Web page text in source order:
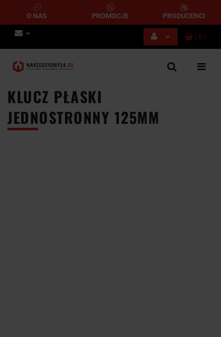
O NAS PROMOCJE PRODUCENCI
( 0 )
KLUCZ PŁASKI
JEDNOSTRONNY 125MM